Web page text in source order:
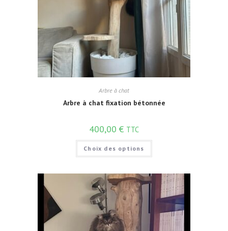
Arbre à chat
Arbre à chat fixation bétonnée
400,00 € TTC
Choix des options